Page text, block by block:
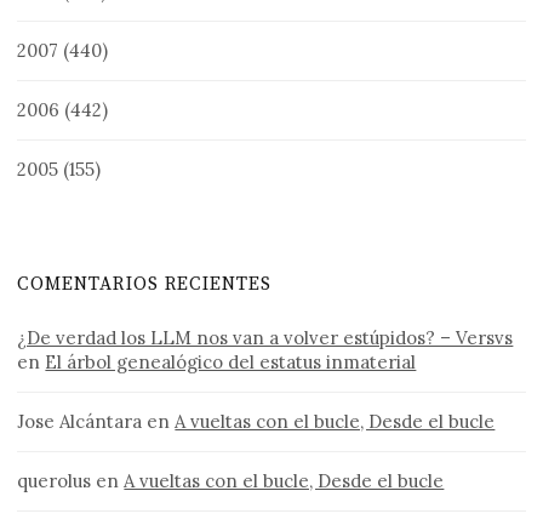
2007 (440)
2006 (442)
2005 (155)
COMENTARIOS RECIENTES
¿De verdad los LLM nos van a volver estúpidos? – Versvs
en El árbol genealógico del estatus inmaterial
Jose Alcántara en A vueltas con el bucle, Desde el bucle
querolus en A vueltas con el bucle, Desde el bucle